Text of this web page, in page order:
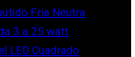
Fría Neutra
3 a 25 watt
LED Cuadrado